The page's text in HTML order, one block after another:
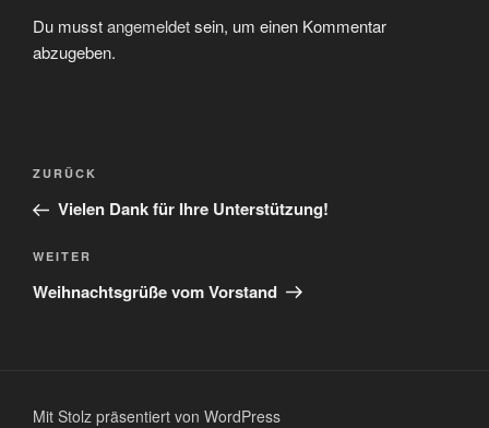
Du musstangemeldetsein, um einen Kommentar
abzugeben.
Beitragsnavigation
Vorheriger
Beitrag
ZURÜCK
Vielen Dank für Ihre Unterstützung!
Nächster
Beitrag
WEITER
Weihnachtsgrüße vom Vorstand
Mit Stolz präsentiert von WordPress